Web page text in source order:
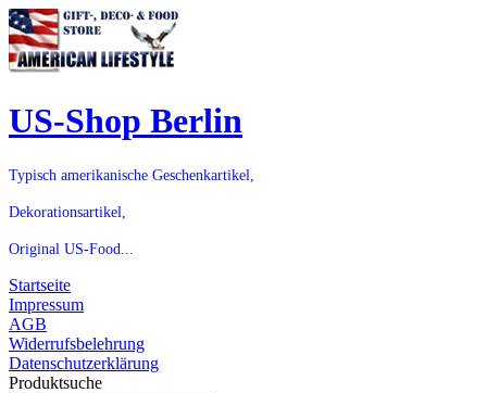
US-Shop Berlin
Typisch amerikanische Geschenkartikel,
Dekorationsartikel,
Original US-Food...
Startseite
Impressum
AGB
Widerrufsbelehrung
Datenschutzerklärung
Produktsuche